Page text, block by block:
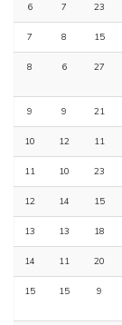
6 7 23
7 8 15
8 6 27
9 9 21
10 12 11
11 10 23
12 14 15
13 13 18
14 11 20
15 15 9